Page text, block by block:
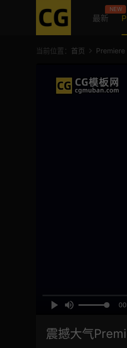
最新
NEW
当前位置： 首页 Premiere
震撼大气